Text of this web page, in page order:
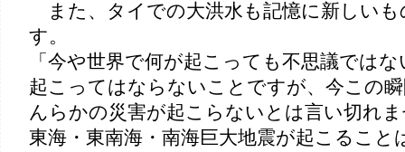
また、タイでの大洪水も記憶に新しいも
す。
「今や世界で何が起こっても不思議ではな
起こってはならないことですが、今この
んらかの災害が起こらないとは言い切れ
東海・東南海・南海巨大地震が起こること